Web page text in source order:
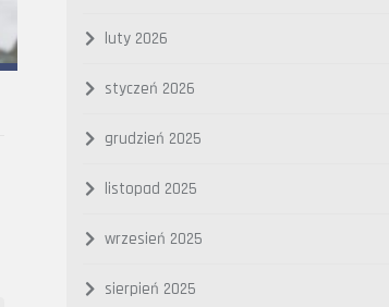
luty 2026
styczeń 2026
grudzień 2025
listopad 2025
wrzesień 2025
sierpień 2025